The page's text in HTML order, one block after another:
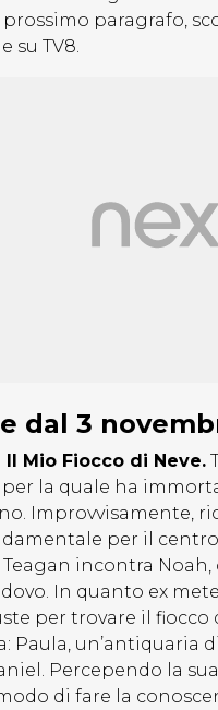
prossimo paragrafo,
su TV8.
dal 3
Il Mio Fiocco di Neve.
la quale ha
Improvvisamente,
per il
incontra
In quanto ex
per trovare il fiocco
Paula, un’antiquaria
Percependo la
di fare la